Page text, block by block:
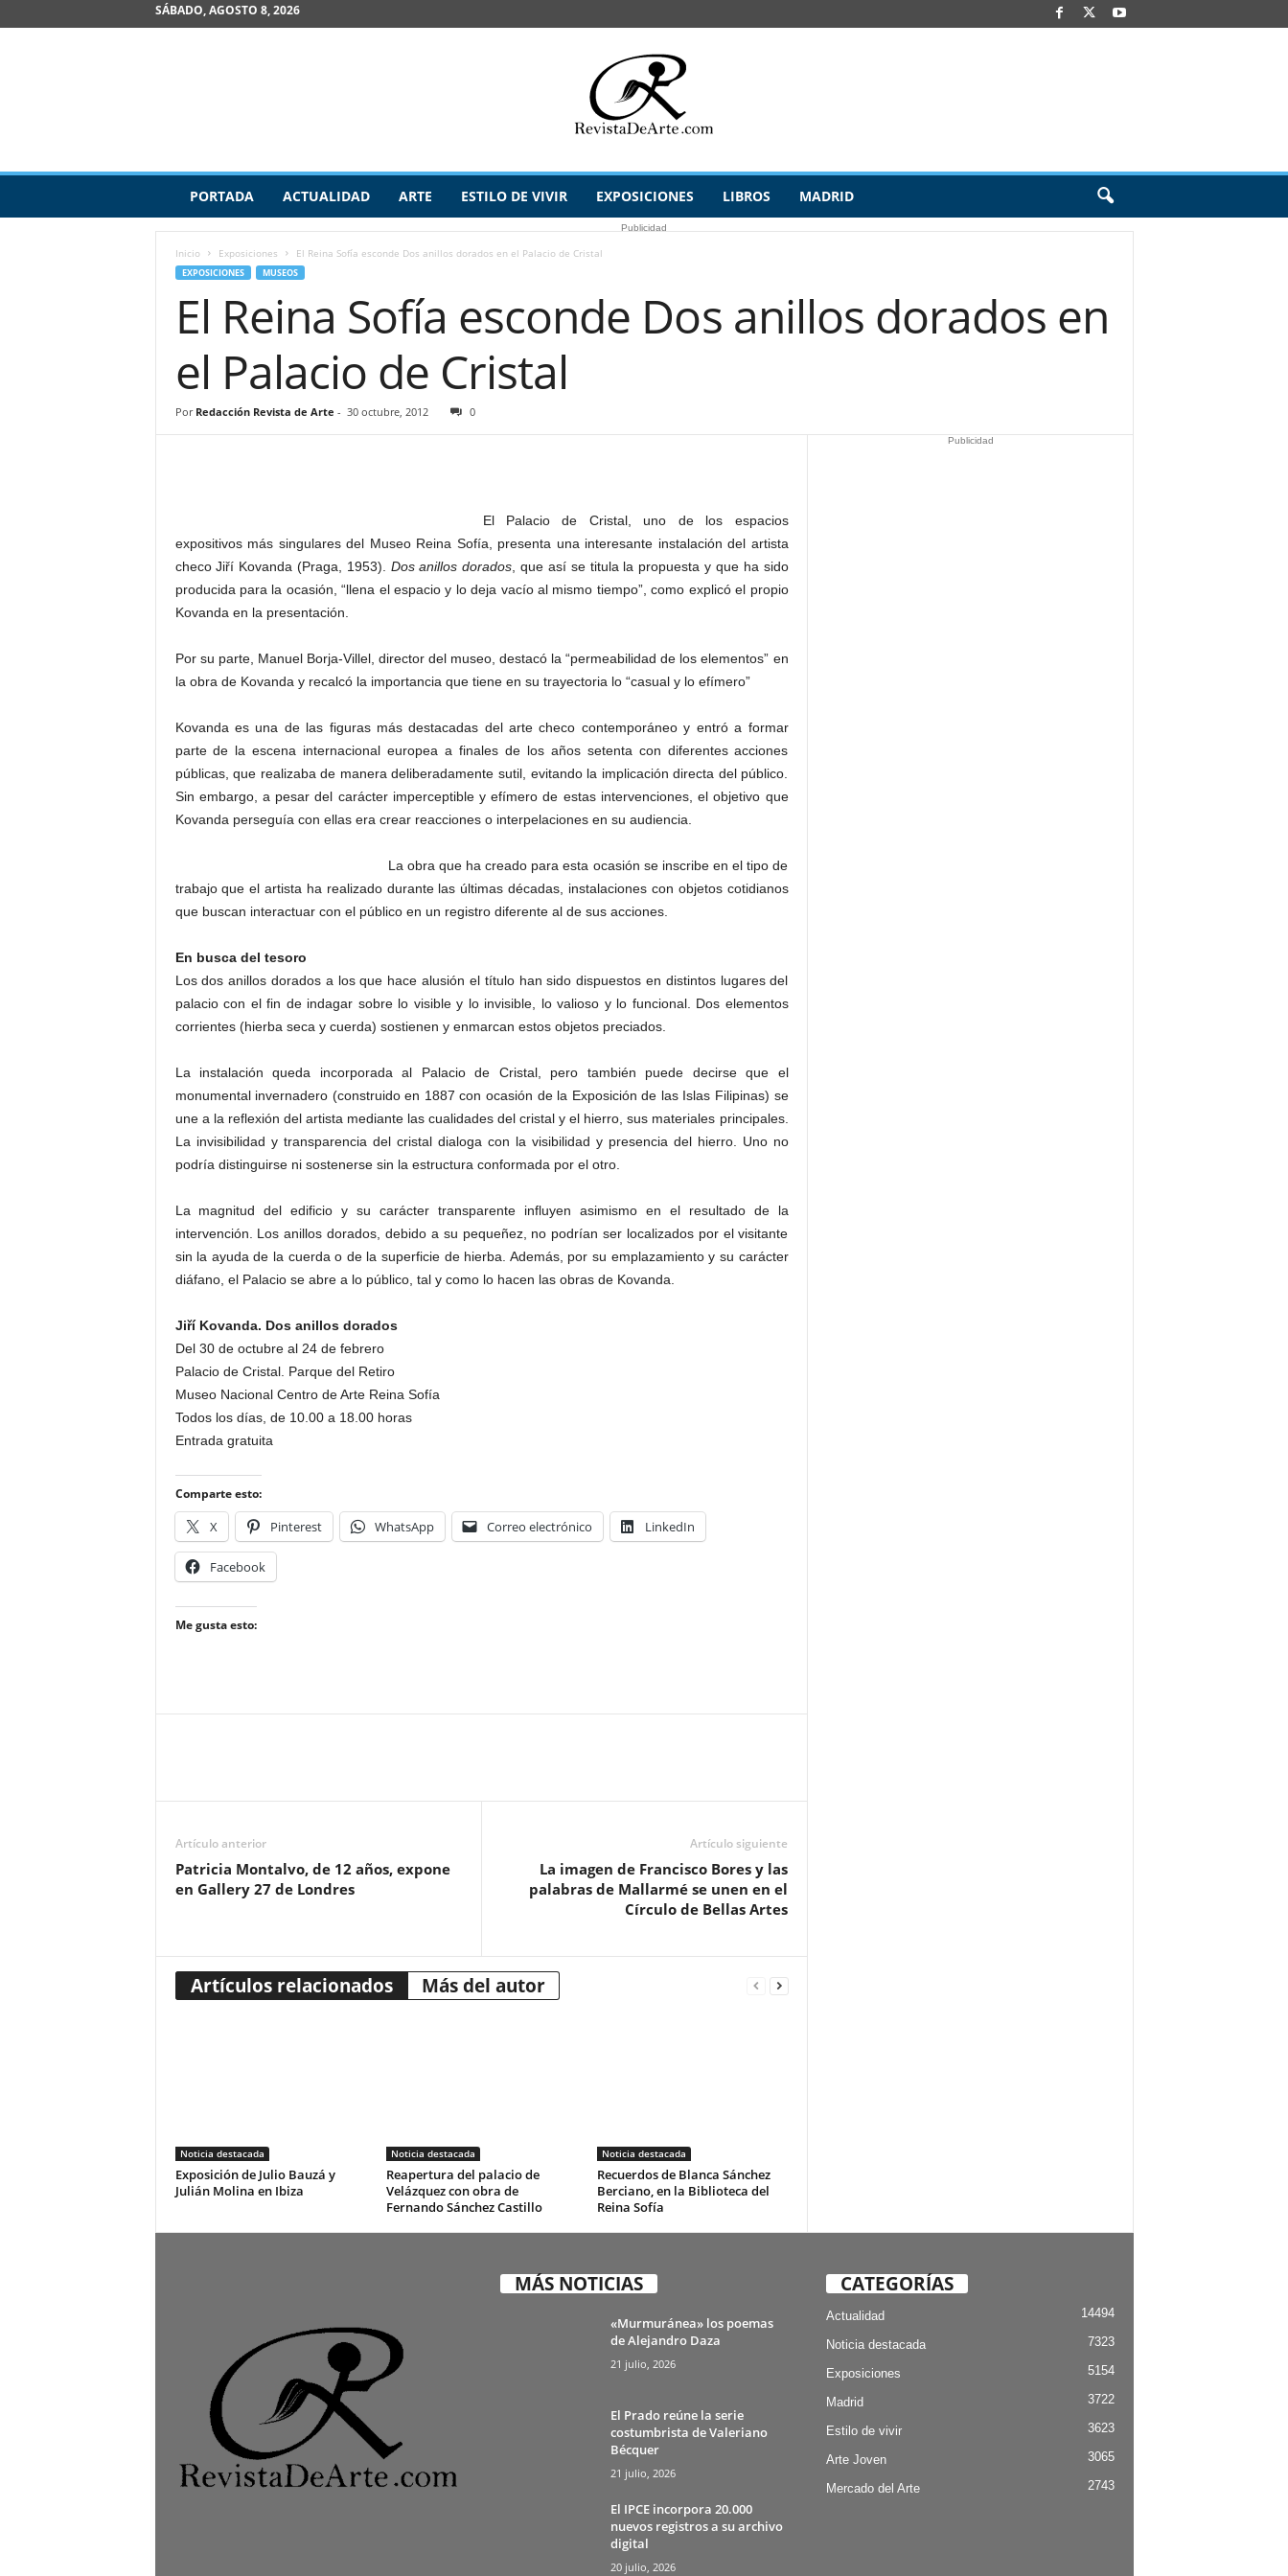
SÁBADO, AGOSTO 8, 2026
v
PORTADA ACTUALIDAD ARTE ESTILO DE VIVIR EXPOSICIONES LIBROS MADRID
Publicidad
Inicio Exposiciones El Reina Sofía esconde Dos anillos dorados en el Palacio de Cristal
EXPOSICIONES MUSEOS
El Reina Sofía esconde Dos anillos dorados en
el Palacio de Cristal
Por Redacción Revista de Arte - 30 octubre, 2012 0
El Palacio de Cristal, uno de los espacios
expositivos más singulares del Museo Reina Sofía, presenta una interesante instalación del artista
checo Jiří Kovanda (Praga, 1953). Dos anillos dorados , que así se titula la propuesta y que ha sido
producida para la ocasión, “llena el espacio y lo deja vacío al mismo tiempo”, como explicó el propio
Kovanda en la presentación.
Por su parte, Manuel Borja-Villel, director del museo, destacó la “permeabilidad de los elementos” en
la obra de Kovanda y recalcó la importancia que tiene en su trayectoria lo “casual y lo efímero”
Kovanda es una de las figuras más destacadas del arte checo contemporáneo y entró a formar
parte de la escena internacional europea a finales de los años setenta con diferentes acciones
públicas, que realizaba de manera deliberadamente sutil, evitando la implicación directa del público.
Sin embargo, a pesar del carácter imperceptible y efímero de estas intervenciones, el objetivo que
Kovanda perseguía con ellas era crear reacciones o interpelaciones en su audiencia.
La obra que ha creado para esta ocasión se inscribe en el tipo de
trabajo que el artista ha realizado durante las últimas décadas, instalaciones con objetos cotidianos
que buscan interactuar con el público en un registro diferente al de sus acciones.
En busca del tesoro
Los dos anillos dorados a los que hace alusión el título han sido dispuestos en distintos lugares del
palacio con el fin de indagar sobre lo visible y lo invisible, lo valioso y lo funcional. Dos elementos
corrientes (hierba seca y cuerda) sostienen y enmarcan estos objetos preciados.
La instalación queda incorporada al Palacio de Cristal, pero también puede decirse que el
monumental invernadero (construido en 1887 con ocasión de la Exposición de las Islas Filipinas) se
une a la reflexión del artista mediante las cualidades del cristal y el hierro, sus materiales principales.
La invisibilidad y transparencia del cristal dialoga con la visibilidad y presencia del hierro. Uno no
podría distinguirse ni sostenerse sin la estructura conformada por el otro.
La magnitud del edificio y su carácter transparente influyen asimismo en el resultado de la
intervención. Los anillos dorados, debido a su pequeñez, no podrían ser localizados por el visitante
sin la ayuda de la cuerda o de la superficie de hierba. Además, por su emplazamiento y su carácter
diáfano, el Palacio se abre a lo público, tal y como lo hacen las obras de Kovanda.
Jiří Kovanda. Dos anillos dorados
Del 30 de octubre al 24 de febrero
Palacio de Cristal. Parque del Retiro
Museo Nacional Centro de Arte Reina Sofía
Todos los días, de 10.00 a 18.00 horas
Entrada gratuita
Comparte esto:
X Pinterest WhatsApp Correo electrónico LinkedIn
Facebook
Me gusta esto:
Artículo anterior
Patricia Montalvo, de 12 años, expone
en Gallery 27 de Londres
Artículo siguiente
La imagen de Francisco Bores y las
palabras de Mallarmé se unen en el
Círculo de Bellas Artes
Artículos relacionados Más del autor
Noticia destacada
Exposición de Julio Bauzá y
Julián Molina en Ibiza
Noticia destacada
Reapertura del palacio de
Velázquez con obra de
Fernando Sánchez Castillo
Noticia destacada
Recuerdos de Blanca Sánchez
Berciano, en la Biblioteca del
Reina Sofía
Publicidad
MÁS NOTICIAS
«Murmuránea» los poemas
de Alejandro Daza
21 julio, 2026
El Prado reúne la serie
costumbrista de Valeriano
Bécquer
21 julio, 2026
El IPCE incorpora 20.000
nuevos registros a su archivo
digital
20 julio, 2026
CATEGORÍAS
Actualidad 14494
Noticia destacada 7323
Exposiciones 5154
Madrid 3722
Estilo de vivir 3623
Arte Joven 3065
Mercado del Arte 2743